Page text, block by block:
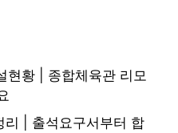
현황 | 종합체육관 리모
리 | 출석요구서부터 합